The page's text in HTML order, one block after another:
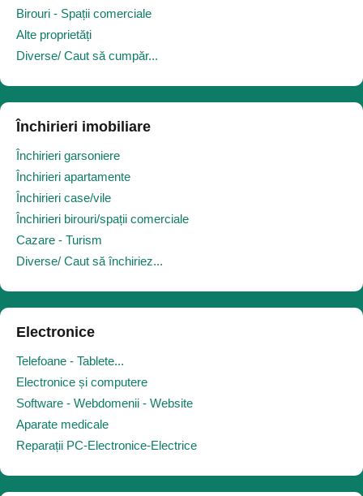
Birouri - Spații comerciale
Alte proprietăți
Diverse/ Caut să cumpăr...
Închirieri imobiliare
Închirieri garsoniere
Închirieri apartamente
Închirieri case/vile
Închirieri birouri/spații comerciale
Cazare - Turism
Diverse/ Caut să închiriez...
Electronice
Telefoane - Tablete...
Electronice și computere
Software - Webdomenii - Website
Aparate medicale
Reparații PC-Electronice-Electrice